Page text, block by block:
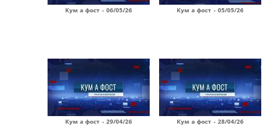
Кум а фост - 06/05/26 Кум а фост - 05/05/26
Кум а фост - 29/04/26 Кум а фост - 28/04/26